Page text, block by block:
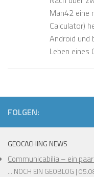
Man42 eine
Calculator)
Android und
Leben eines
FOLGEN:
GEOCACHING NEWS
Communicabilia – ein
... NOCH EIN GEOBLOG